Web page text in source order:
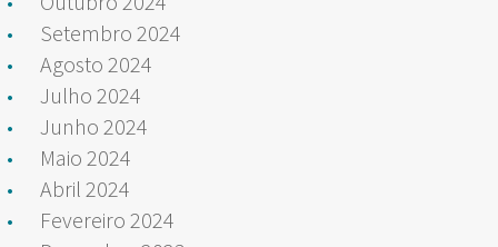
Setembro 2024
Agosto 2024
Julho 2024
Junho 2024
Maio 2024
Abril 2024
Fevereiro 2024